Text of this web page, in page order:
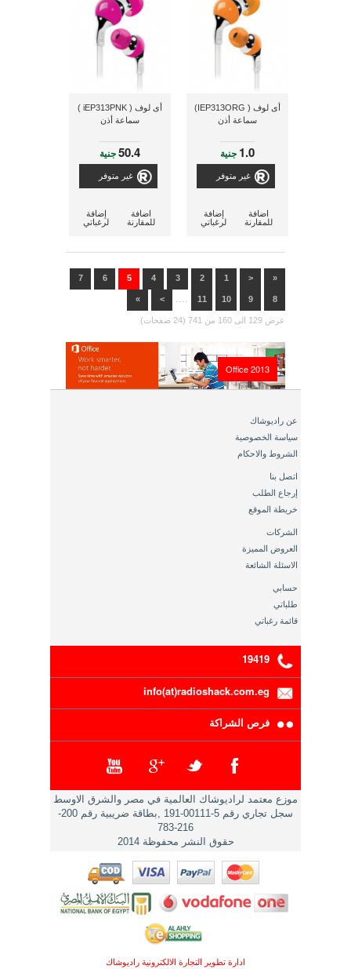
أى لوف ( IEP313ORG)
سماعة أذن
1.0 جنية
غير متوفر
إضافة
لرغباتي
اضافة
للمقارنة
أى لوف ( iEP313PNK )
سماعة أذن
50.4جنية
غير متوفر
إضافة
لرغباتي
اضافة
للمقارنة
«
<
1
2
3
4
5
6
7
8
9
10
11
....
>
»
عرض 129 الى 160 من 741 (24 صفحات)
Office 2013
عن راديوشاك
سياسة الخصوصية
الشروط والاحكام
اتصل بنا
إرجاع الطلب
خريطة الموقع
الشركات
العروض المميزة
الاسئلة الشائعة
حسابي
طلباتي
قائمة رغباتي
19419
info(at)radioshack.com.eg
فرص الشراكة
موزع معتمد لراديوشاك العالمية في مصر والشرق الاوسط
سجل تجاري رقم 5-00111-191 ,بطاقة ضريبية رقم 200-
216-783
حقوق النشر محفوظة 2014
ادارة تطوير التجارة الالكترونية راديوشاك